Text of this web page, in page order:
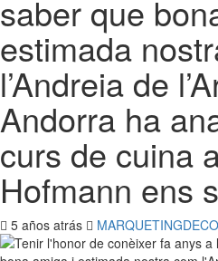
saber que
estimada
l’Andreia de
Andorra ha
curs de cuina
Hofmann ens
5 años atrás